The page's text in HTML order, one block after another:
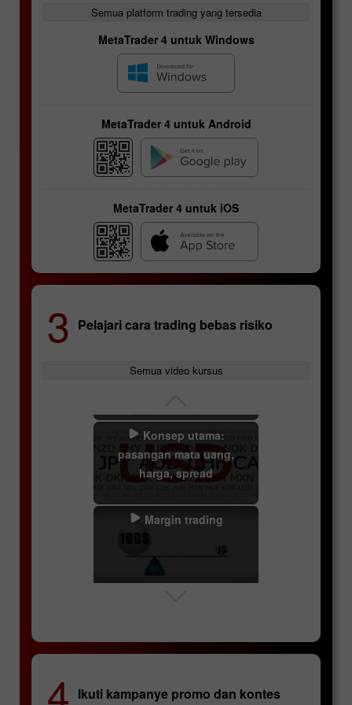
Semua platform trading yang tersedia
MetaTrader 4 untuk Windows
MetaTrader 4 untuk Android
MetaTrader 4 untuk iOS
3 Pelajari cara trading bebas risiko
Semua video kursus
Kontrak futures
uang
Konsep utama:
pasangan mata uang,
harga, spread
Margin trading
Analisis teknikal
Ikuti kampanye promo dan kontes